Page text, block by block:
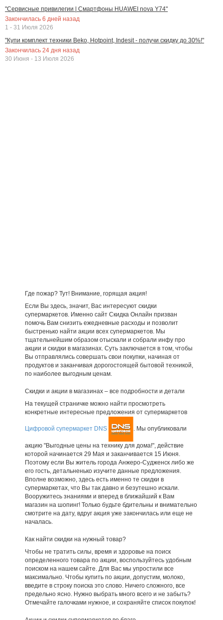
"Сервисные привилегии | Смартфоны HUAWEI nova Y74"
Закончилась 6 дней назад
1 - 31 Июля 2026
"Купи комплект техники Beko, Hotpoint, Indesit - получи скидку до 30%!"
Закончилась 24 дня назад
30 Июня - 13 Июля 2026
Где пожар? Тут! Внимание, горящая акция!
Если Вы здесь, значит, Вас интересуют скидки
супермаркетов. Именно сайт Скидка Онлайн призван
помочь Вам снизить ежедневные расходы и позволит
быстренько найти акции всех супермаркетов. Мы
тщательнейшим образом отыскали и собрали инфу про
акции и скидки в магазинах. Суть заключается в том, чтобы
Вы отправлялись совершать свои покупки, начиная от
продуктов и заканчивая дорогостоящей бытовой техникой,
по наиболее выгодным ценам.
Скидки и акции в магазинах – все подробности и детали
На текущей страничке можно найти просмотреть
конкретные интересные предложения от супермаркетов
Цифровой супермаркет DNS . Мы опубликовали
акцию "Выгодные цены на технику для дома!", действие
которой начинается 29 Мая и заканчивается 15 Июня.
Поэтому если Вы житель города Анжеро-Судженск либо же
его гость, детальненько изучите данные предложения.
Вполне возможно, здесь есть именно те скидки в
супермаркетах, что Вы так давно и безутешно искали.
Вооружитесь знаниями и вперед в ближайший к Вам
магазин на шопинг! Только будьте бдительны и внимательно
смотрите на дату, вдруг акция уже закончилась или еще не
началась.
Как найти скидки на нужный товар?
Чтобы не тратить силы, время и здоровье на поиск
определенного товара по акции, воспользуйтесь удобным
поиском на нашем сайте. Для Вас мы упростили все
максимально. Чтобы купить по акции, допустим, молоко,
введите в строку поиска это слово. Ничего сложного, все
предельно ясно. Нужно выбрать много всего и не забыть?
Отмечайте галочками нужное, и сохраняйте список покупок!